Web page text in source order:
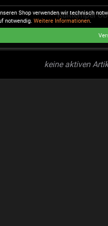
Kulttempel
keine aktiven
Shop verwenden wir technisch
notwendig. Weitere Informationen.